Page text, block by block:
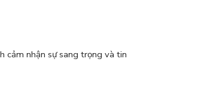
cảm nhận sự sang trọng và tin